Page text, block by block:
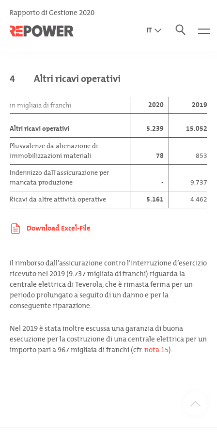
Rapporto di Gestione 2020
IT
4 Altri ricavi operativi
in migliaia di franchi 2020 2019
Altri ricavi operativi 5.239
15.052
Plusvalenze da alienazione di
immobilizzazioni materiali
78
853
Indennizzo dall'assicurazione per
mancata produzione
-
9.737
Ricavi da altre attività operative
5.161 4.462
Il rimborso dall’assicurazione contro l’interruzione d’esercizio
ricevuto nel 2019 (9.737 migliaia di franchi) riguarda la
centrale elettrica di Teverola, che è rimasta ferma per un
periodo prolungato a seguito di un danno e per la
conseguente riparazione.
Nel 2019 è stata inoltre escussa una garanzia di buona
esecuzione per la costruzione di una centrale elettrica per un
importo pari a 967 migliaia di franchi (cfr.nota 15).